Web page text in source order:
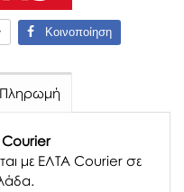
Κοινοποίηση
Πληρωμή
με ΕΛΤΑ Courier σε